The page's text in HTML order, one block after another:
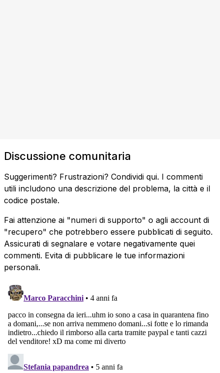
Discussione comunitaria
Suggerimenti? Frustrazioni? Condividi qui. I commenti
utili includono una descrizione del problema, la città e il
codice postale.
Fai attenzione ai "numeri di supporto" o agli account di
"recupero" che potrebbero essere pubblicati di seguito.
Assicurati di segnalare e votare negativamente quei
commenti. Evita di pubblicare le tue informazioni
personali.